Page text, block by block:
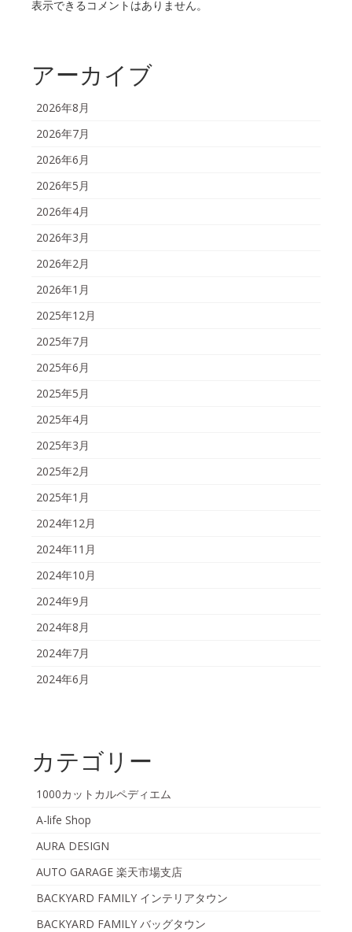
表示できるコメントはありません。
アーカイブ
2026年8月
2026年7月
2026年6月
2026年5月
2026年4月
2026年3月
2026年2月
2026年1月
2025年12月
2025年7月
2025年6月
2025年5月
2025年4月
2025年3月
2025年2月
2025年1月
2024年12月
2024年11月
2024年10月
2024年9月
2024年8月
2024年7月
2024年6月
カテゴリー
1000カットカルペディエム
A-life Shop
AURA DESIGN
AUTO GARAGE 楽天市場支店
BACKYARD FAMILY インテリアタウン
BACKYARD FAMILY バッグタウン